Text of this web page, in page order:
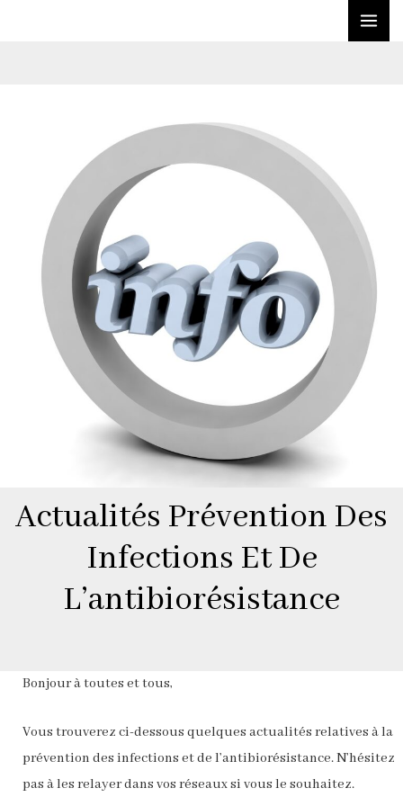
Actualités Prévention Des
Infections Et De
L’antibiorésistance
Bonjour à toutes et tous,
Vous trouverez ci-dessous quelques actualités relatives à la
prévention des infections et de l’antibiorésistance. N’hésitez
pas à les relayer dans vos réseaux si vous le souhaitez.